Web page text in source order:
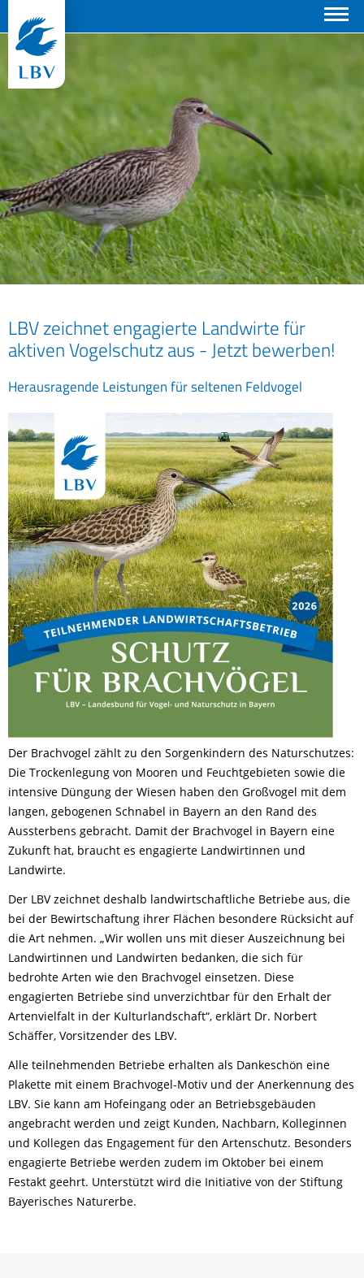
LBV zeichnet engagierte Landwirte für
aktiven Vogelschutz aus - Jetzt bewerben!
Herausragende Leistungen für seltenen Feldvogel
Der Brachvogel zählt zu den Sorgenkindern des Naturschutzes:
Die Trockenlegung von Mooren und Feuchtgebieten sowie die
intensive Düngung der Wiesen haben den Großvogel mit dem
langen, gebogenen Schnabel in Bayern an den Rand des
Aussterbens gebracht. Damit der Brachvogel in Bayern eine
Zukunft hat, braucht es engagierte Landwirtinnen und
Landwirte.
Der LBV zeichnet deshalb landwirtschaftliche Betriebe aus, die
bei der Bewirtschaftung ihrer Flächen besondere Rücksicht auf
die Art nehmen. „Wir wollen uns mit dieser Auszeichnung bei
Landwirtinnen und Landwirten bedanken, die sich für
bedrohte Arten wie den Brachvogel einsetzen. Diese
engagierten Betriebe sind unverzichtbar für den Erhalt der
Artenvielfalt in der Kulturlandschaft“, erklärt Dr. Norbert
Schäffer, Vorsitzender des LBV.
Alle teilnehmenden Betriebe erhalten als Dankeschön eine
Plakette mit einem Brachvogel-Motiv und der Anerkennung des
LBV. Sie kann am Hofeingang oder an Betriebsgebäuden
angebracht werden und zeigt Kunden, Nachbarn, Kolleginnen
und Kollegen das Engagement für den Artenschutz. Besonders
engagierte Betriebe werden zudem im Oktober bei einem
Festakt geehrt. Unterstützt wird die Initiative von der Stiftung
Bayerisches Naturerbe.